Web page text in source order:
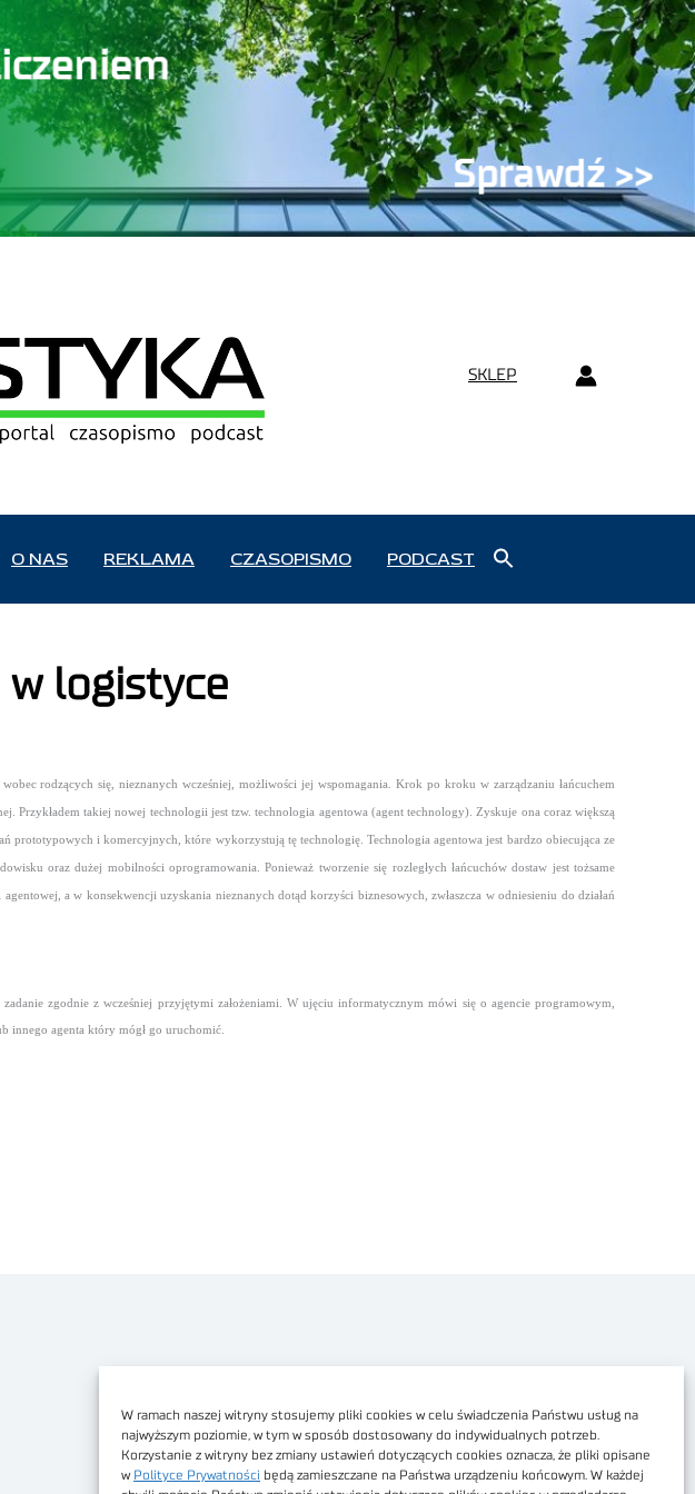
W ramach naszej witryny stosujemy pliki cookies w celu świadczenia Państwu usług na
najwyższym poziomie, w tym w sposób dostosowany do indywidualnych potrzeb.
Korzystanie z witryny bez zmiany ustawień dotyczących cookies oznacza, że pliki opisane
w Polityce Prywatności będą zamieszczane na Państwa urządzeniu końcowym. W każdej
SKLEP
O NAS REKLAMA CZASOPISMO PODCAST
logistyce
rodzących się, nieznanych wcześniej, możliwości jej wspomagania. Krok po kroku w zarządzaniu łańcuchem
Przykładem takiej nowej technologii jest tzw. technologia agentowa (agent technology). Zyskuje ona coraz większą
prototypowych i komercyjnych, które wykorzystują tę technologię.Technologia agentowa jest bardzo obiecująca ze
oraz dużej mobilności oprogramowania. Ponieważ tworzenie się rozległych łańcuchów dostaw jest tożsame
a w konsekwencji uzyskania nieznanych dotąd korzyści biznesowych, zwłaszcza w odniesieniu do działań
zgodnie z wcześniej przyjętymi założeniami. W ujęciu informatycznym mówi się o agencie programowym,
innego agenta który mógł go uruchomić.
Dostępność cyfrowa
Regulamin Portalu
Regulamin sklepu